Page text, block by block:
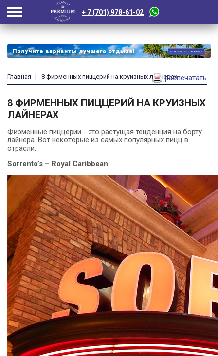
+ 7 (701) 978-61-02
Главная 8 фирменных пиццерий на круизных лайнерахраспечатать
8 ФИРМЕННЫХ ПИЦЦЕРИЙ НА КРУИЗНЫХ
ЛАЙНЕРАХ
Фирменные пиццерии - это растущая тенденция на борту
лайнера. Вот некоторые из самых популярных пицц в
отрасли:
Sorrento’s – Royal Caribbean